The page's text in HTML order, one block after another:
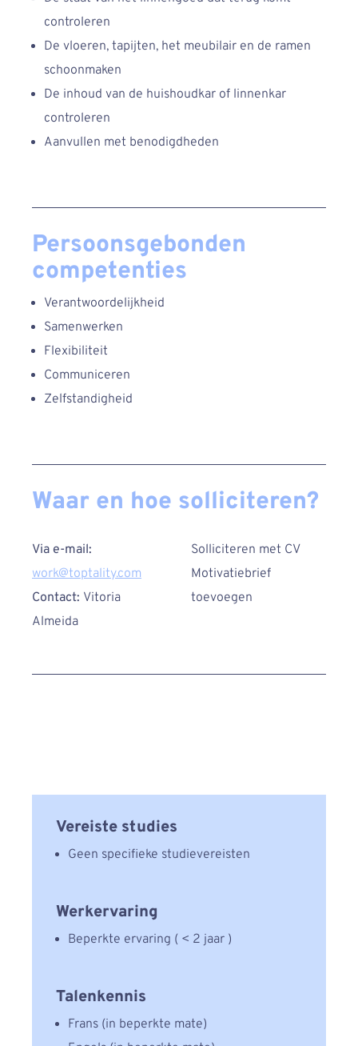
controleren
De vloeren, tapijten, het meubilair en de ramen
schoonmaken
De inhoud van de huishoudkar of linnenkar
controleren
Aanvullen met benodigdheden
Persoonsgebonden
competenties
Verantwoordelijkheid
Samenwerken
Flexibiliteit
Communiceren
Zelfstandigheid
Waar en hoe solliciteren?
Via e-mail:
work@toptality.com
Contact: Vitoria
Almeida
Solliciteren met CV
Motivatiebrief
toevoegen
Vereiste studies
Geen speciﬁeke studievereisten
Werkervaring
Beperkte ervaring ( < 2 jaar )
Talenkennis
Frans (in beperkte mate)